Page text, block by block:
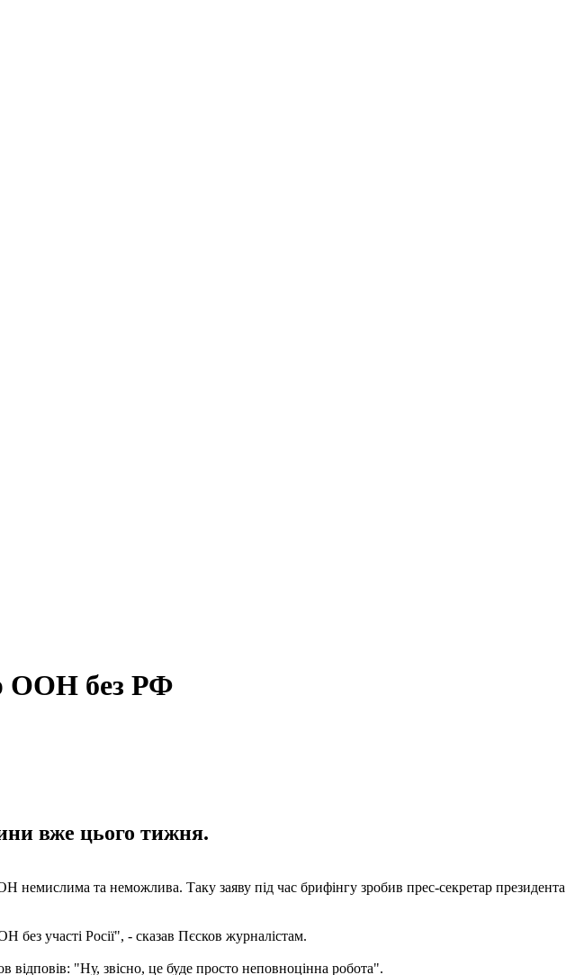
ООН без РФ
вже цього тижня.
немислима та неможлива. Таку заяву під час брифінгу зробив прес-секретар президента
участі Росії", - сказав Пєсков журналістам.
"Ну, звісно, ​​це буде просто неповноцінна робота".